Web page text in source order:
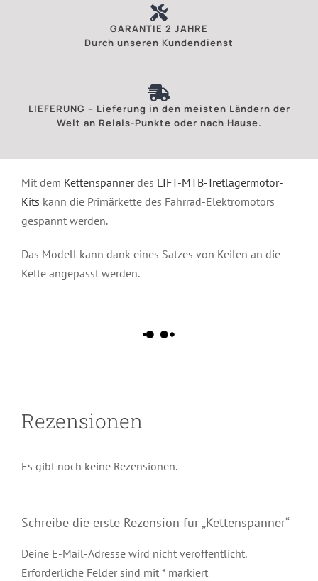
GARANTIE 2 JAHRE
Durch unseren Kundendienst
LIEFERUNG – Lieferung in den meisten Ländern der
Welt an Relais-Punkte oder nach Hause.
Mit dem Kettenspannerdes LIFT-MTB-Tretlagermotor-
Kits kann die Primärkette des Fahrrad-Elektromotors
gespannt werden.
Das Modell kann dank eines Satzes von Keilen an die
Kette angepasst werden.
Rezensionen
Es gibt noch keine Rezensionen.
Schreibe die erste Rezension für „Kettenspanner“
Deine E-Mail-Adresse wird nicht veröffentlicht.
Erforderliche Felder sind mit *markiert